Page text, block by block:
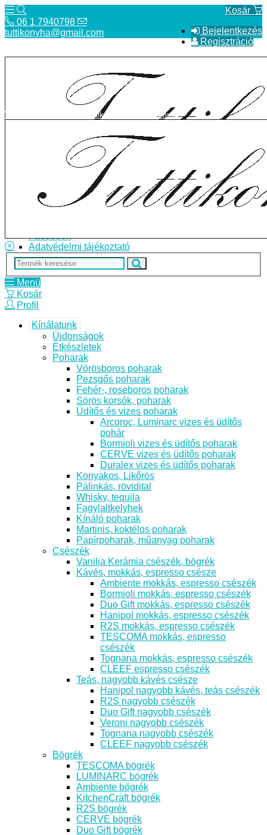
Kosár
Bejelentkezés
Regisztráció
06 1 7940798
tuttikonyha@gmail.com
Telefon
Szállítás
Facebook
Adatvédelmi tájékoztató
tuttikonyha@gmail.com
Menü
Kosár
Profil
Kínálatunk
Újdonságok
Étkészletek
Poharak
Vörösboros poharak
Pezsgős poharak
Fehér-, roseboros poharak
Sörös korsók, poharak
Üdítős és vizes poharak
Arcoroc, Luminarc vizes és üdítős
pohár
Bormioli vizes és üdítős poharak
CERVE vizes és üdítős poharak
Duralex vizes és üdítős poharak
Konyakos, Likőrös
Pálinkás, rövidital
Whisky, tequila
Fagylaltkelyhek
Kínáló poharak
Martinis, koktélos poharak
Papírpoharak, műanyag poharak
Csészék
Vanilia Kerámia csészék, bögrék
Kávés, mokkás, espresso csésze
Ambiente mokkás, espresso csészék
Bormioli mokkás, espresso csészék
Duo Gift mokkás, espresso csészék
Hanipol mokkás, espresso csészék
R2S mokkás, espresso csészék
TESCOMA mokkás, espresso
csészék
Tognana mokkás, espresso csészék
CLEEF espresso csészék
Teás, nagyobb kávés csésze
Hanipol nagyobb kávés, teás csészék
R2S nagyobb csészék
Duo Gift nagyobb csészék
Veroni nagyobb csészék
Tognana nagyobb csészék
CLEEF nagyobb csészék
Bögrék
TESCOMA bögrék
LUMINARC bögrék
Ambiente bögrék
KitchenCraft bögrék
R2S bögrék
CERVE bögrék
Duo Gift bögrék